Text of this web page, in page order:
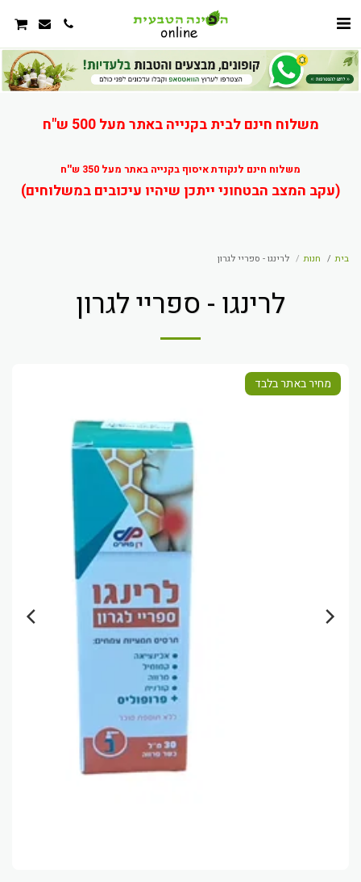
משלוח חינם לבית בקנייה באתר מעל 500 ש"ח
משלוח חינם לנקודת איסוף בקנייה באתר מעל 350 ש''ח
(עקב המצב הבטחוני ייתכן שיהיו עיכובים במשלוחים)
בית חנות לרינגו - ספריי לגרון
לרינגו - ספריי לגרון
מחיר באתר בלבד